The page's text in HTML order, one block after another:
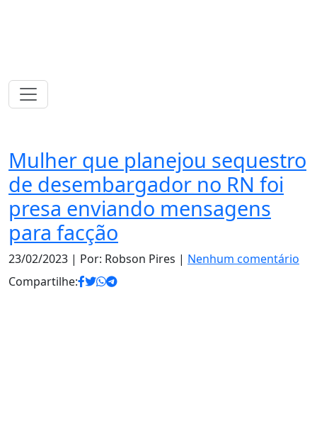
Mulher que planejou sequestro
de desembargador no RN foi
presa enviando mensagens
para facção
23/02/2023 | Por: Robson Pires | Nenhum comentário
Compartilhe: